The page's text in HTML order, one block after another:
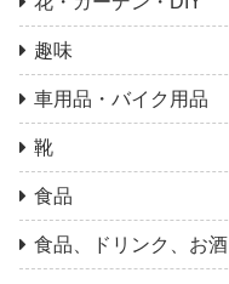
趣味
車用品・バイク用品
靴
食品
食品、ドリンク、お酒